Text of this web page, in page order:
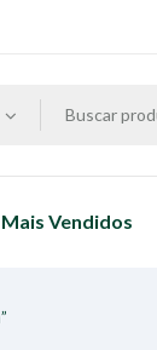
Mais Vendidos